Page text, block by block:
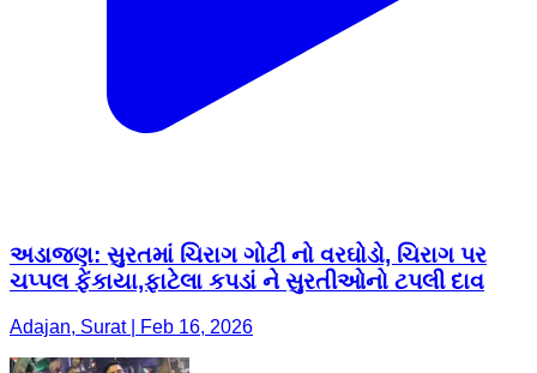
અડાજણ: સુરતમાં ચિરાગ ગોટી નો વરઘોડો, ચિરાગ પર
ચપ્પલ ફેંકાયા,ફાટેલા કપડાં ને સુરતીઓનો ટપલી દાવ
Adajan, Surat | Feb 16, 2026